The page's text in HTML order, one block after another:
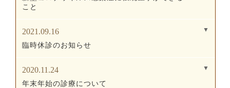
こと
2021.09.16
臨時休診のお知らせ
2020.11.24
年末年始の診療について